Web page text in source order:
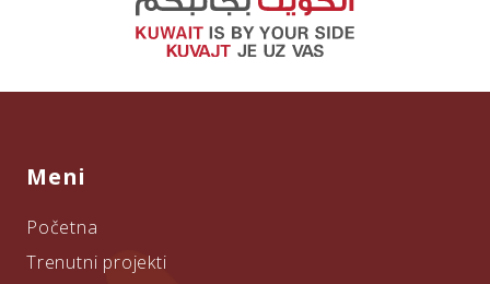
Meni
Početna
Trenutni projekti